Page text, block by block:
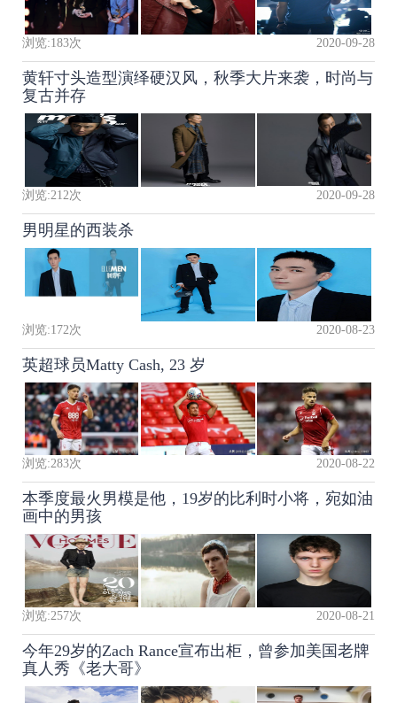
浏览:183次 2020-09-28
黄轩寸头造型演绎硬汉风，秋季大片来袭，时尚与
复古并存
浏览:212次 2020-09-28
男明星的西装杀
浏览:172次 2020-08-23
英超球员Matty Cash, 23 岁
浏览:283次 2020-08-22
本季度最火男模是他，19岁的比利时小将，宛如油
画中的男孩
浏览:257次 2020-08-21
今年29岁的Zach Rance宣布出柜，曾参加美国老牌
真人秀《老大哥》